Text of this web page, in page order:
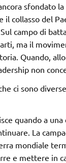
sfondato
il collasso del
campo di
ma il
Quando,
non
ci sono
quando a
La
mondiale
e mettere in